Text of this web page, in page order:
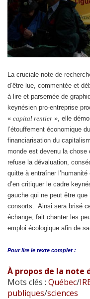
La cruciale note de
d’être lue, commentée et
à lire et parsemée de
keynésien pro-entreprise
« capital rentier », elle
l’étouffement économique
financiarisation du
monde est devenu la chose
refuse la dévaluation,
quitte à entraîner
d’en critiquer le cadre
gauche qui ne peut être que
consorts. Ainsi sera brisé
échange, fait chanter les
emploi écologique afin de
Pour lire le texte complet :
À propos de la note
Mots clés : Québec/
publiques/sciences